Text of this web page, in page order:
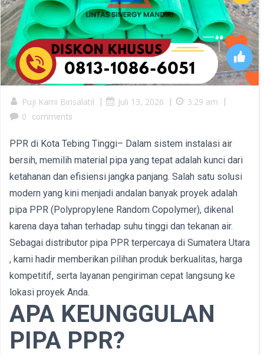
Puji Kami Birisalatil | Juli 13, 2026 | 3:29 am
|
0
comments
PPR di Kota Tebing Tinggi– Dalam sistem instalasi air
bersih, memilih material pipa yang tepat adalah kunci dari
ketahanan dan efisiensi jangka panjang. Salah satu solusi
modern yang kini menjadi andalan banyak proyek adalah
pipa PPR (Polypropylene Random Copolymer), dikenal
karena daya tahan terhadap suhu tinggi dan tekanan air.
Sebagai distributor pipa PPR terpercaya di Sumatera Utara
, kami hadir memberikan pilihan produk berkualitas, harga
kompetitif, serta layanan pengiriman cepat langsung ke
lokasi proyek Anda.
APA KEUNGGULAN
PIPA PPR?